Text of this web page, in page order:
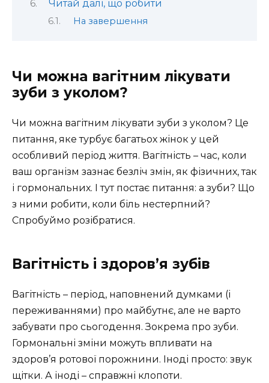
Читай далі, що робити
На завершення
Чи можна вагітним лікувати
зуби з уколом?
Чи можна вагітним лікувати зуби з уколом? Це
питання, яке турбує багатьох жінок у цей
особливий період життя. Вагітність – час, коли
ваш організм зазнає безліч змін, як фізичних, так
і гормональних. І тут постає питання: а зуби? Що
з ними робити, коли біль нестерпний?
Спробуймо розібратися.
Вагітність і здоров’я зубів
Вагітність – період, наповнений думками (і
переживаннями) про майбутнє, але не варто
забувати про сьогодення. Зокрема про зуби.
Гормональні зміни можуть впливати на
здоров’я ротової порожнини. Іноді просто: звук
щітки. А іноді – справжні клопоти.